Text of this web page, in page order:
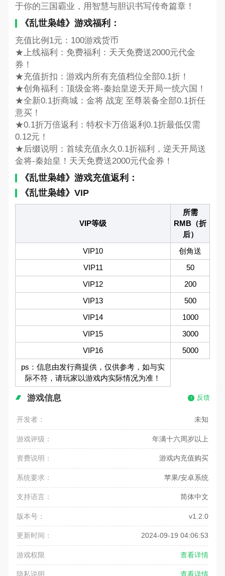
于你的三国霸业，用智慧与胆识书写传奇篇章！
《乱世枭雄》游戏福利：
充值比例1元：100游戏货币
★上线福利：免费福利：天天免费送2000元代金
券！
★充值折扣：游戏内所有充值档位全部0.1折！
★创角福利：顶级金将-秦始皇逆天开局一统六国！
★全新0.1折商城：金将 战宠 至尊装备全部0.1折任
意买！
★0.1折万倍返利：特权卡万倍返利0.1折最低仅需
0.12元！
★后缀说明：首续充值永久0.1折福利，逆天开局送
金将-秦始皇！天天免费送2000元代金券！
《乱世枭雄》游戏充值返利：
《乱世枭雄》VIP
VIP等级
所需
RMB（折
后）
VIP10
创角送
VIP11
50
VIP12
200
VIP13
500
VIP14
1000
VIP15
3000
VIP16
5000
ps：信息由发行商提供，仅供参考，如与实
际不符，请玩家以游戏内实际情况为准！
游戏信息 反馈
开发者： 未知
游戏评级： 年满十六周岁以上
资费说明： 游戏内充值购买
系统要求： 苹果/安卓系统
支持语言： 简体中文
版本号： v1.2.0
更新时间： 2024-09-19 04:06:53
游戏权限 查看详情
隐私说明 查看详情